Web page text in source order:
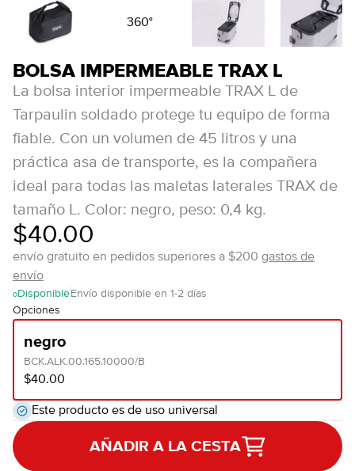
360°
BOLSA IMPERMEABLE TRAX L
La bolsa interior impermeable TRAX L de
Tarpaulin soldado protege tu equipo de forma
fiable. Con un volumen de 45 litros y una
práctica asa de transporte, es la compañera
ideal para todas las maletas laterales TRAX de
tamaño L. Color: negro, peso: 0,4 kg.
$40.00
envío gratuito en pedidos superiores a $200 gastos de
envío
Disponible Envío disponible en 1-2 días
Opciones
negro
BCK.ALK.00.165.10000/B
$40.00
Este producto es de uso universal
AÑADIR A LA CESTA